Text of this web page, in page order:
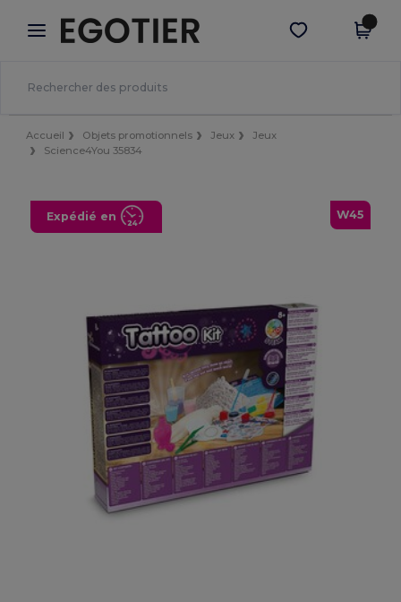
× Appli Egotier
Meilleurs prix sur l’app !
Obtenir l'appli
Accueil Objets promotionnels Jeux
Jeux
Science4You 35834
W45
Expédié en